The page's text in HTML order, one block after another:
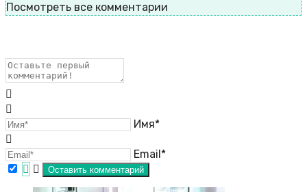
Посмотреть все комментарии
Имя*
Email*